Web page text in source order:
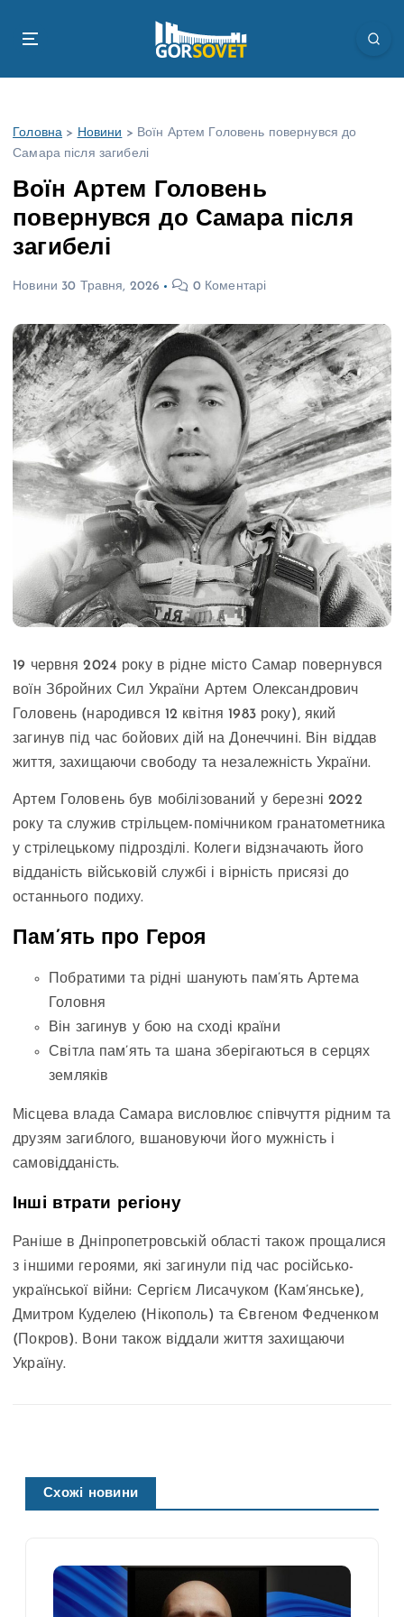
Головна > Новини > Воїн Артем Головень повернувся до
Самара після загибелі
Воїн Артем Головень
повернувся до Самара після
загибелі
Новини 30 Травня, 2026 0 Коментарі
19 червня 2024 року в рідне місто Самар повернувся
воїн Збройних Сил України Артем Олександрович
Головень (народився 12 квітня 1983 року), який
загинув під час бойових дій на Донеччині. Він віддав
життя, захищаючи свободу та незалежність України.
Артем Головень був мобілізований у березні 2022
року та служив стрільцем-помічником гранатометника
у стрілецькому підрозділі. Колеги відзначають його
відданість військовій службі і вірність присязі до
останнього подиху.
Пам’ять про Героя
Побратими та рідні шанують пам’ять Артема
Головня
Він загинув у бою на сході країни
Світла пам’ять та шана зберігаються в серцях
земляків
Місцева влада Самара висловлює співчуття рідним та
друзям загиблого, вшановуючи його мужність і
самовідданість.
Інші втрати регіону
Раніше в Дніпропетровській області також прощалися
з іншими героями, які загинули під час російсько-
української війни: Сергієм Лисачуком (Кам’янське),
Дмитром Куделею (Нікополь) та Євгеном Федченком
(Покров). Вони також віддали життя захищаючи
Україну.
Схожі новини